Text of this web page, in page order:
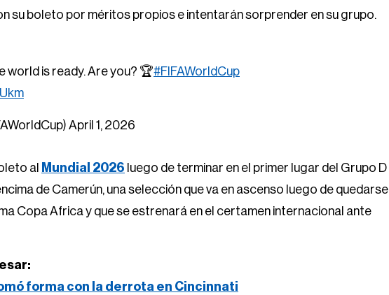
su boleto por méritos propios e intentarán sorprender en su grupo.
world is ready. Are you? 🏆#FIFAWorldCup
April 1, 2026
al Mundial 2026 luego de terminar en el primer lugar del Grupo D
de Camerún, una selección que va en ascenso luego de quedarse
Copa Africa y que se estrenará en el certamen internacional ante
forma con la derrota en Cincinnati